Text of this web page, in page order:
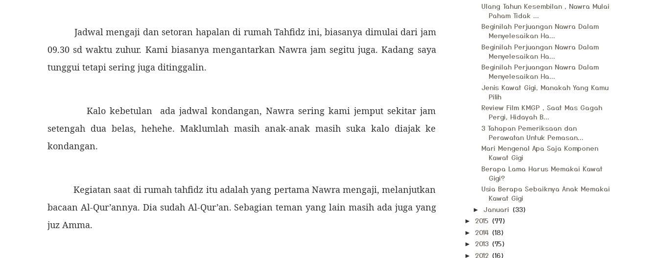
Jadwal mengaji dan setoran hapalan di rumah Tahfidz ini, biasanya dimulai dari jam
09.30 sd waktu zuhur. Kami biasanya mengantarkan Nawra jam segitu juga. Kadang saya
tunggui tetapi sering juga ditinggalin.
Kalo kebetulan ada jadwal kondangan, Nawra sering kami jemput sekitar jam
setengah dua belas, hehehe. Maklumlah masih anak-anak masih suka kalo diajak ke
kondangan.
Kegiatan saat di rumah tahfidz itu adalah yang pertama Nawra mengaji, melanjutkan
bacaan Al-Qur’annya. Dia sudah Al-Qur’an. Sebagian teman yang lain masih ada juga yang
juz Amma.
Ulang Tahun Kesembilan , Nawra Mulai
Paham Tidak ...
Beginilah Perjuangan Nawra Dalam
Menyelesaikan Ha...
Beginilah Perjuangan Nawra Dalam
Menyelesaikan Ha...
Beginilah Perjuangan Nawra Dalam
Menyelesaikan Ha...
Jenis Kawat Gigi, Manakah Yang Kamu
Pilih
Review Film KMGP , Saat Mas Gagah
Pergi, Hidayah B...
3 Tahapan Pemeriksaan dan
Perawatan Untuk Pemasan...
Mari Mengenal Apa Saja Komponen
Kawat Gigi
Berapa Lama Harus Memakai Kawat
Gigi?
Usia Berapa Sebaiknya Anak Memakai
Kawat Gigi
► Januari (33)
► 2015 (77)
► 2014 (18)
► 2013 (75)
► 2012 (16)